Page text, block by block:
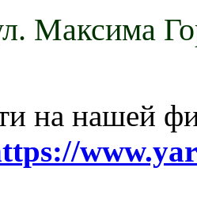
Максима
на нашей